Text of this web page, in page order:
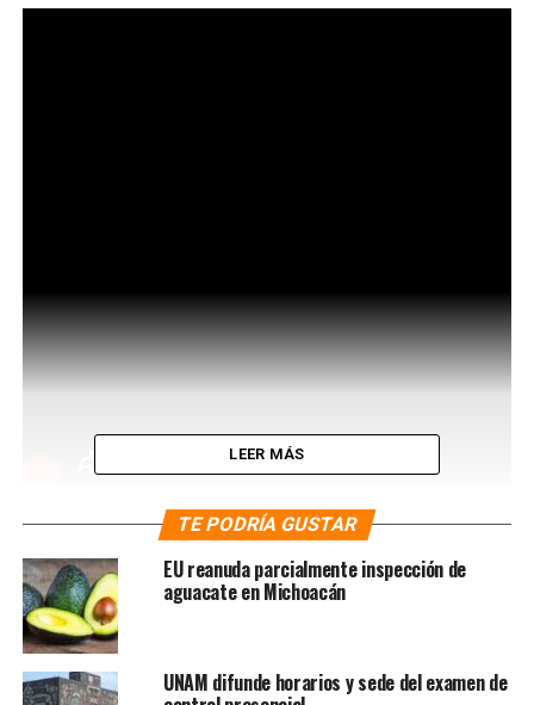
Calderón; no está preparada, declaró Alfonso Durazo,
gobernador de Sonora emanado de MORENA y la 4T
NOTAS RELACIONADAS:
MORENA
NOTICIAS XÓCHITL GÁLVEZ
LEER MÁS
TE PODRÍA GUSTAR
EU reanuda parcialmente inspección de
aguacate en Michoacán
UNAM difunde horarios y sede del examen de